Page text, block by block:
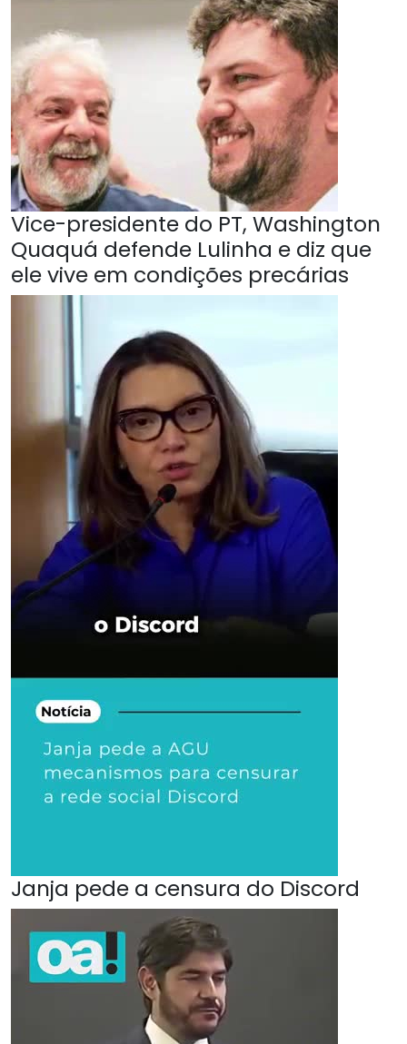
Vice-presidente do PT, Washington
Quaquá defende Lulinha e diz que
ele vive em condições precárias
Janja pede a censura do Discord